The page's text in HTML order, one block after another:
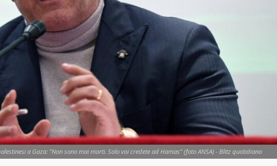
a Gaza: "Non sono mai morti. Solo voi credete ad Hamas" (foto ANSA) - Blitz quotidiano